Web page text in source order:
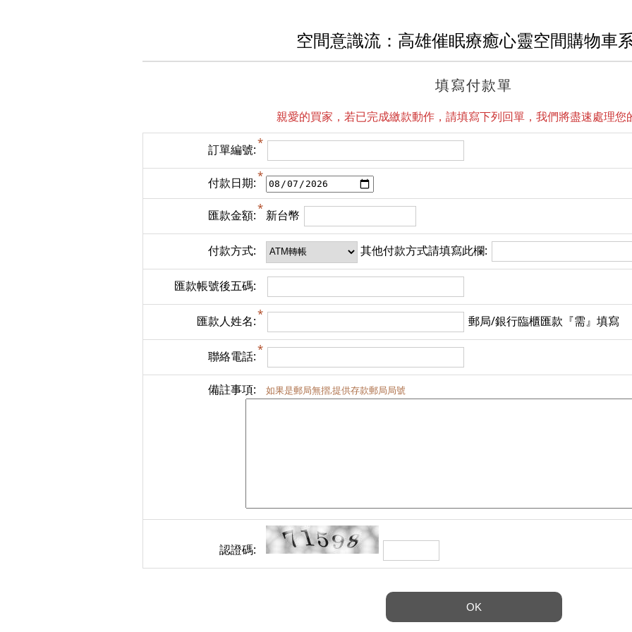
空間意識流：高雄催眠療癒心靈空間購物車
填寫付款單
親愛的買家，若已完成繳款動作，請填寫下列回單，我們將盡速處理您
訂單編號:
付款日期:
匯款金額: 新台幣
付款方式: 其他付款方式請填寫此欄:
匯款帳號後五碼:
匯款人姓名: 郵局/銀行臨櫃匯款『需』填寫
聯絡電話:
備註事項: 如果是郵局無摺,提供存款郵局局號
認證碼: